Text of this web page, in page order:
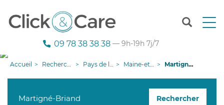
T
n
09 78 38 38 38 — 9h-19h 7j/7
Accueil Recherche aide à domicile Pays de la Loire Maine-et-Loire Martigné-Briand
Rechercher